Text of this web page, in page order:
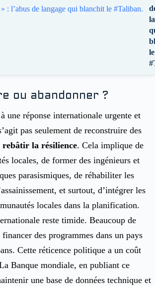
le
ou abandonner ?
une réponse internationale urgente et
pas seulement de reconstruire des
rebâtir la résilience. Cela implique de
locales, de former des ingénieurs et
parasismiques, de réhabiliter les
et surtout, d’intégrer les
locales dans la planification.
reste timide. Beaucoup de
des programmes dans un pays
Cette réticence politique a un coût
Banque mondiale, en publiant ce
une base de données technique et